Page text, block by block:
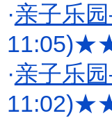
·亲子乐
11:05)
·亲子乐
11:02)